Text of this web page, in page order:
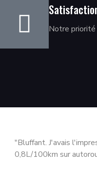
Notre
"Bluffant. J'avais
0,8L/100km sur